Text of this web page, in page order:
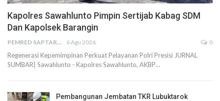
Kapolres Sawahlunto Pimpin Sertijab Kabag SDM
Dan Kapolsek Barangin
PEMRED SAPTARIUS 6 Agu 2026 0
Regenerasi Kepemimpinan Perkuat Pelayanan Polri Presisi JURNAL
SUMBAR| Sawahlunto - Kapolres Sawahlunto, AKBP…
Pembangunan Jembatan TKR Lubuktarok